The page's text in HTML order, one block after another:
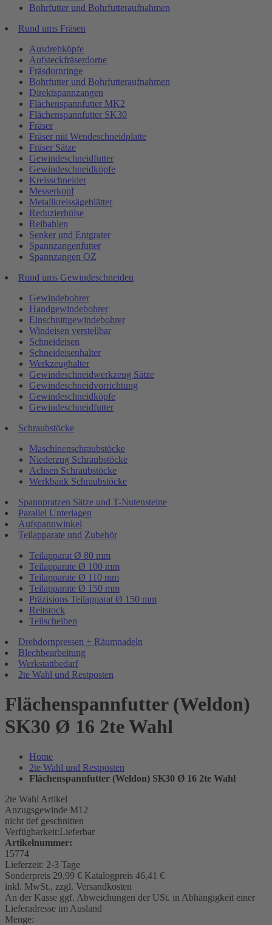
Bohrfutter und Bohrfutteraufnahmen
Rund ums Fräsen
Ausdrehköpfe
Aufsteckfräserdorne
Fräsdornringe
Bohrfutter und Bohrfutteraufnahmen
Direktspannzangen
Flächenspannfutter MK2
Flächenspannfutter SK30
Fräser
Fräser mit Wendeschneidplatte
Fräser Sätze
Gewindeschneidfutter
Gewindeschneidköpfe
Kreisschneider
Messerkopf
Metallkreissägeblätter
Reduzierhülse
Reibahlen
Senker und Entgrater
Spannzangenfutter
Spannzangen OZ
Rund ums Gewindeschneiden
Gewindebohrer
Handgewindebohrer
Einschnittgewindebohrer
Windeisen verstellbar
Schneideisen
Schneideisenhalter
Werkzeughalter
Gewindeschneidwerkzeug Sätze
Gewindeschneidvorrichtung
Gewindeschneidköpfe
Gewindeschneidfutter
Schraubstöcke
Maschinenschraubstöcke
Niederzug Schraubstöcke
Achsen Schraubstöcke
Werkbank Schraubstöcke
Spannpratzen Sätze und T-Nutensteine
Parallel Unterlagen
Aufspannwinkel
Teilapparate und Zubehör
Teilapparat Ø 80 mm
Teilapparate Ø 100 mm
Teilapparate Ø 110 mm
Teilapparate Ø 150 mm
Präzisions Teilapparat Ø 150 mm
Reitstock
Teilscheiben
Drehdornpressen + Räumnadeln
Blechbearbeitung
Werkstattbedarf
2te Wahl und Restposten
Flächenspannfutter (Weldon)
SK30 Ø 16 2te Wahl
Home
2te Wahl und Restposten
Flächenspannfutter (Weldon) SK30 Ø 16 2te Wahl
2te Wahl Artikel
Anzugsgewinde M12
nicht tief geschnitten
Verfügbarkeit:Lieferbar
Artikelnummer:
15774
Lieferzeit: 2-3 Tage
Sonderpreis 29,99 € Katalogpreis 46,41 €
inkl. MwSt., zzgl. Versandkosten
An der Kasse ggf. Abweichungen der USt. in Abhängigkeit einer
Lieferadresse im Ausland
Menge: